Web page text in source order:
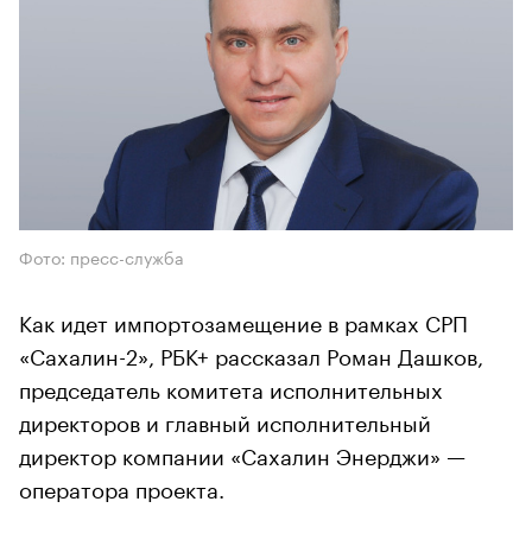
Фото: пресс-служба
Как идет импортозамещение в рамках СРП
«Сахалин-2», РБК+ рассказал Роман Дашков,
председатель комитета исполнительных
директоров и главный исполнительный
директор компании «Сахалин Энерджи» —
оператора проекта.